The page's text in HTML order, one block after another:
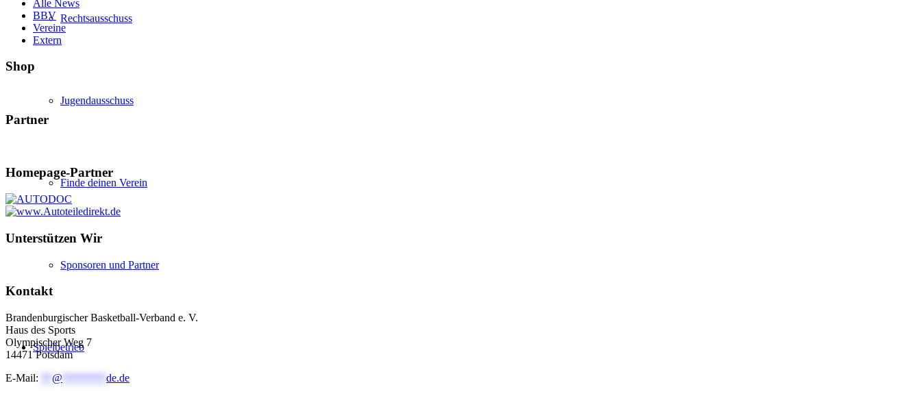
Rechtsausschuss
Jugendausschuss
Finde deinen Verein
Sponsoren und Partner
Spielbetrieb
Alle News
BBV
Vereine
Extern
Shop
Partner
Homepage-Partner
Unterstützen Wir
Kontakt
Brandenburgischer Basketball-Verband e. V.
Haus des Sports
Olympischer Weg 7
14471 Potsdam
E-Mail:
@ de.de